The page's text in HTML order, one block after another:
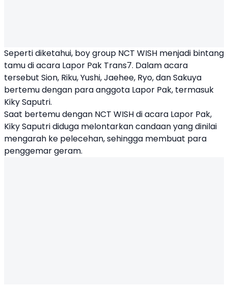
Seperti diketahui, boy group NCT WISH menjadi bintang
tamu di acara Lapor Pak Trans7. Dalam acara
tersebut Sion, Riku, Yushi, Jaehee, Ryo, dan Sakuya
bertemu dengan para anggota Lapor Pak, termasuk
Kiky Saputri.
Saat bertemu dengan NCT WISH di acara Lapor Pak,
Kiky Saputri diduga melontarkan candaan yang dinilai
mengarah ke pelecehan, sehingga membuat para
penggemar geram.